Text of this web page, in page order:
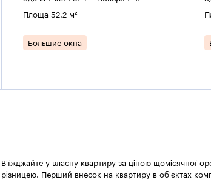
Площа 52.2 м²
Большие окна
В'їжджайте у власну квартиру за ціною щомісячної
різницею. Перший внесок на квартиру в об'єктах